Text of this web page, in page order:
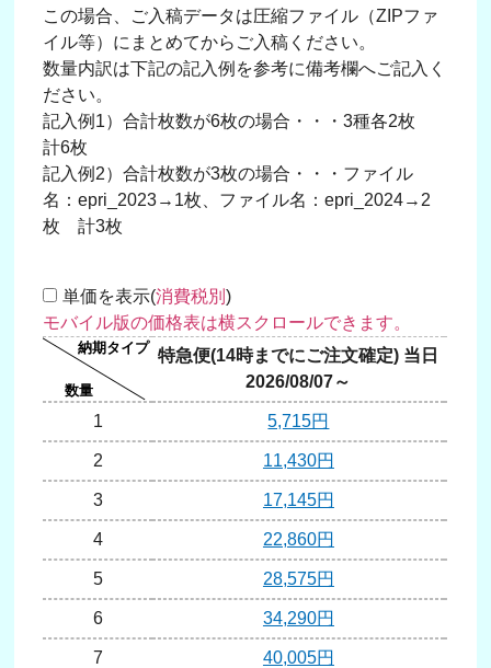
この場合、ご入稿データは圧縮ファイル（ZIPファ
イル等）にまとめてからご入稿ください。
数量内訳は下記の記入例を参考に備考欄へご記入く
ださい。
記入例1）合計枚数が6枚の場合・・・3種各2枚
計6枚
記入例2）合計枚数が3枚の場合・・・ファイル
名：epri_2023→1枚、ファイル名：epri_2024→2
枚 計3枚
単価を表示(消費税別)
特急便(14時までにご注文確定) 当日
2026/08/07～
1 5,715円
2 11,430円
3 17,145円
4 22,860円
5 28,575円
6 34,290円
7 40,005円